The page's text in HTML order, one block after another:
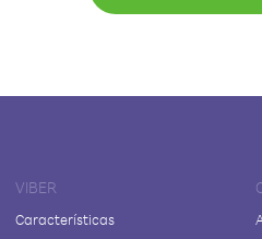
VIBER
Características